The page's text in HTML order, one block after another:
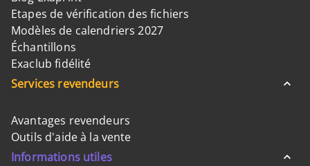
Etapes de vérification des fichiers
Modèles de calendriers 2027
Échantillons
Exaclub fidélité
Services revendeurs
Avantages revendeurs
Outils d'aide à la vente
Informations utiles